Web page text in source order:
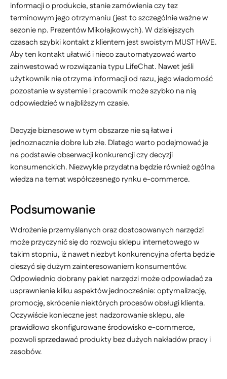
informacji o produkcie, stanie zamówienia czy tez
terminowym jego otrzymaniu (jest to szczególnie ważne w
sezonie np. Prezentów Mikołajkowych). W dzisiejszych
czasach szybki kontakt z klientem jest swoistym MUST HAVE.
Aby ten kontakt ułatwić i nieco zautomatyzować warto
zainwestować w rozwiązania typu LifeChat. Nawet jeśli
użytkownik nie otrzyma informacji od razu, jego wiadomość
pozostanie w systemie i pracownik może szybko na nią
odpowiedzieć w najbliższym czasie.
Decyzje biznesowe w tym obszarze nie są łatwe i
jednoznacznie dobre lub złe. Dlatego warto podejmować je
na podstawie obserwacji konkurencji czy decyzji
konsumenckich. Niezwykle przydatna będzie również ogólna
wiedza na temat współczesnego rynku e-commerce.
Podsumowanie
Wdrożenie przemyślanych oraz dostosowanych narzędzi
może przyczynić się do rozwoju sklepu internetowego w
takim stopniu, iż nawet niezbyt konkurencyjna oferta będzie
cieszyć się dużym zainteresowaniem konsumentów.
Odpowiednio dobrany pakiet narzędzi może odpowiadać za
usprawnienie kilku aspektów jednocześnie: optymalizację,
promocję, skrócenie niektórych procesów obsługi klienta.
Oczywiście konieczne jest nadzorowanie sklepu, ale
prawidłowo skonfigurowane środowisko e-commerce,
pozwoli sprzedawać produkty bez dużych nakładów pracy i
zasobów.